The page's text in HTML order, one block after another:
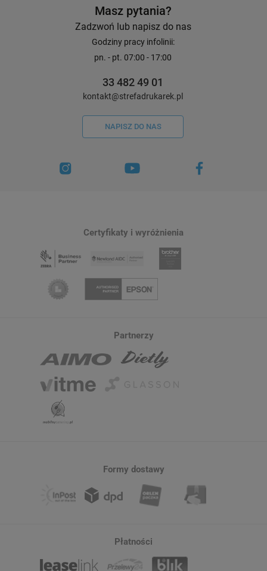
Masz pytania?
Zadzwoń lub napisz do nas
Godziny pracy infolinii:
pn. - pt. 07:00 - 17:00
33 482 49 01
kontakt@strefadrukarek.pl
NAPISZ DO NAS
Certyfikaty i wyróżnienia
Partnerzy
Formy dostawy
Płatności